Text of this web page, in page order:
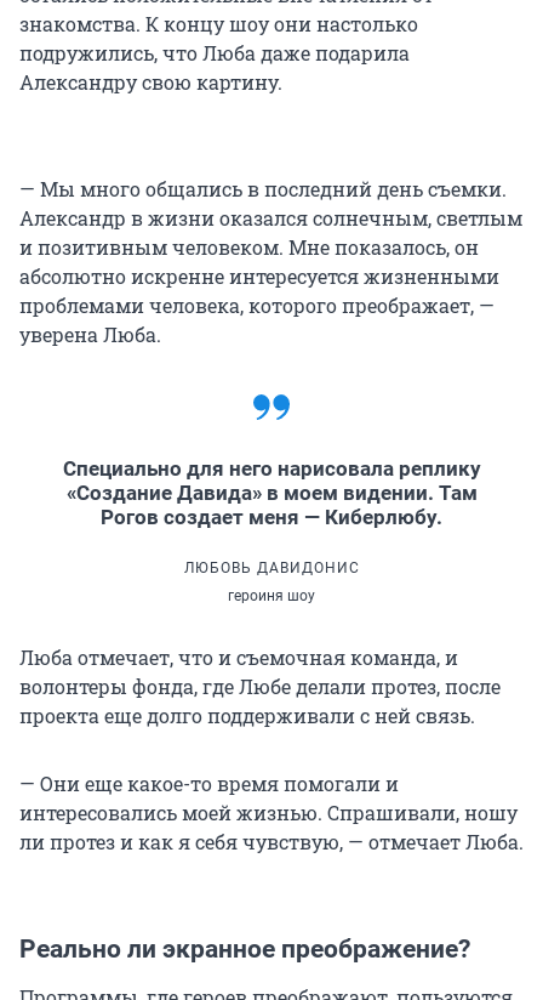
знакомства. К концу шоу они настолько
подружились, что Люба даже подарила
Александру свою картину.
— Мы много общались в последний день съемки.
Александр в жизни оказался солнечным, светлым
и позитивным человеком. Мне показалось, он
абсолютно искренне интересуется жизненными
проблемами человека, которого преображает, —
уверена Люба.
Специально для него нарисовала реплику
«Создание Давида» в моем видении. Там
Рогов создает меня — Киберлюбу.
ЛЮБОВЬ ДАВИДОНИС
героиня шоу
Люба отмечает, что и съемочная команда, и
волонтеры фонда, где Любе делали протез, после
проекта еще долго поддерживали с ней связь.
— Они еще какое-то время помогали и
интересовались моей жизнью. Спрашивали, ношу
ли протез и как я себя чувствую, — отмечает Люба.
Реально ли экранное преображение?